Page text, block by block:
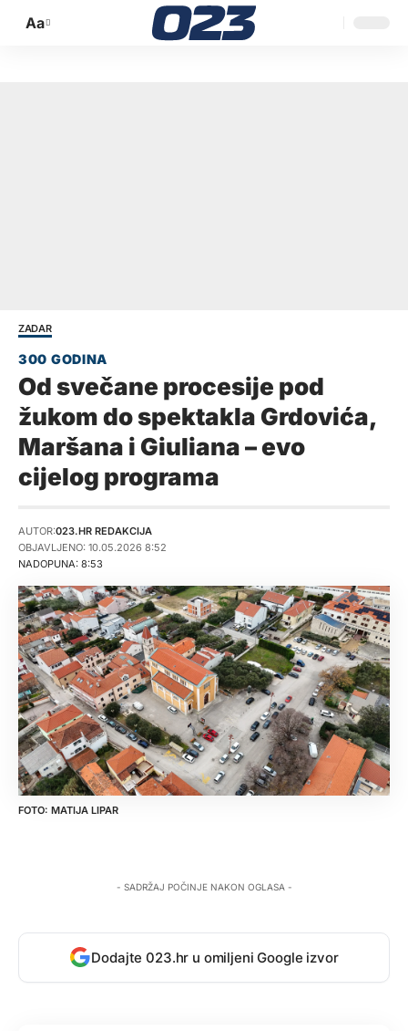
Promijeni
Aa
ZADAR
Od svečane procesije pod
žukom do spektakla Grdovića,
Maršana i Giuliana – evo
cijelog programa
NADOPUNA: 8:53
AUTOR:023.HR REDAKCIJA
OBJAVLJENO: 10.05.2026 8:52
MATIJA LIPAR
- SADRŽAJ POČINJE NAKON OGLASA -
Dodajte 023.hr u omiljeni Google izvor